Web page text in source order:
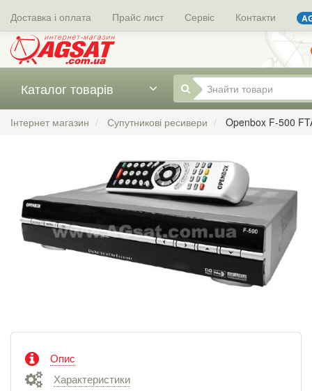
Доставка і оплата Прайс лист Сервіс Контакти
Каталог товарів
Інтернет магазин Супутникові ресивери Openbox F-500
Опис
Характеристики